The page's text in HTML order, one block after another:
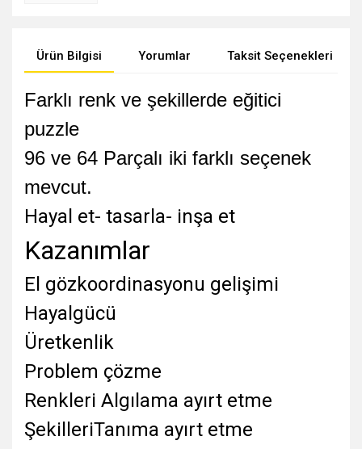
Ürün Bilgisi Yorumlar Taksit Seçenekleri
Farklı renk ve şekillerde eğitici
puzzle
96 ve 64 Parçalı iki farklı seçenek
mevcut.
Hayal et- tasarla- inşa et
Kazanımlar
El gözkoordinasyonu gelişimi
Hayalgücü
Üretkenlik
Problem çözme
Renkleri Algılama ayırt etme
ŞekilleriTanıma ayırt etme